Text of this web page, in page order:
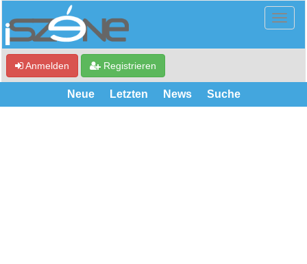
Anmelden Registrieren
Neue Letzten News Suche